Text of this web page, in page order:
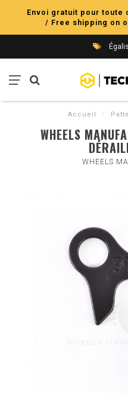
Envoi gratuit pour toute
/ Free shipping on
Accueil /
WHEELS
WHEELS